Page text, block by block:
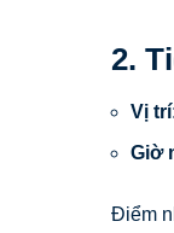
2.
Vị
Giờ
Điểm